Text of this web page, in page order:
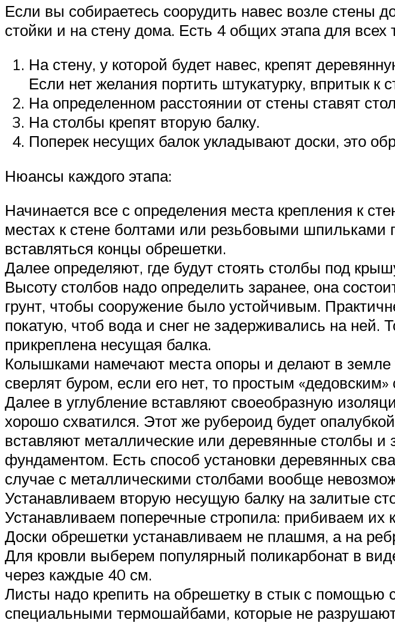
Если вы собираетесь соорудить навес возле стены
стойки и на стену дома. Есть 4 общих этапа для всех
На стену, у которой будет навес, крепят
Если нет желания портить штукатурку, впритык
На определенном расстоянии от стены ставят
На столбы крепят вторую балку.
Поперек несущих балок укладывают доски, это
Нюансы каждого этапа:
Начинается все с определения места крепления к
местах к стене болтами или резьбовыми шпильками
вставляться концы обрешетки.
Далее определяют, где будут стоять столбы под
Высоту столбов надо определить заранее, она
грунт, чтобы сооружение было устойчивым.
покатую, чтоб вода и снег не задерживались на ней.
прикреплена несущая балка.
Колышками намечают места опоры и делают в земле
сверлят буром, если его нет, то простым
Далее в углубление вставляют своеобразную
хорошо схватился. Этот же рубероид будет
вставляют металлические или деревянные столбы
фундаментом. Есть способ установки деревянных
случае с металлическими столбами вообще
Устанавливаем вторую несущую балку на залитые
Устанавливаем поперечные стропила: прибиваем их
Доски обрешетки устанавливаем не плашмя, а на
Для кровли выберем популярный поликарбонат в
через каждые 40 см.
Листы надо крепить на обрешетку в стык с
специальными термошайбами, которые не